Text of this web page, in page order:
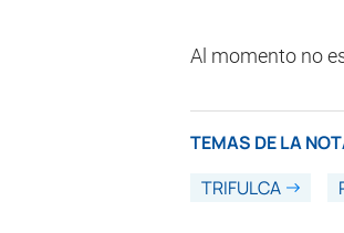
Al momento no
TEMAS DE LA
TRIFULCA